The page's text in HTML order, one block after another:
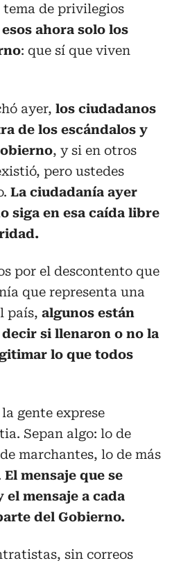
tema de privilegios
esos ahora solo los
: que sí que viven
ayer, los ciudadanos
de los escándalos y
, y si en otros
pero ustedes
La ciudadanía ayer
siga en esa caída libre
por el descontento que
que representa una
país, algunos están
si llenaron o no la
lo que todos
gente exprese
Sepan algo: lo de
marchantes, lo de más
El mensaje que se
el mensaje a cada
del Gobierno.
sin correos